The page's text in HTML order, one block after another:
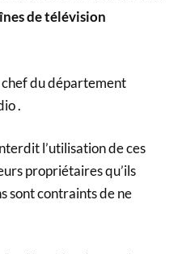
de télévision
chef du département
.
l’utilisation de ces
propriétaires qu’ils
sont contraints de ne